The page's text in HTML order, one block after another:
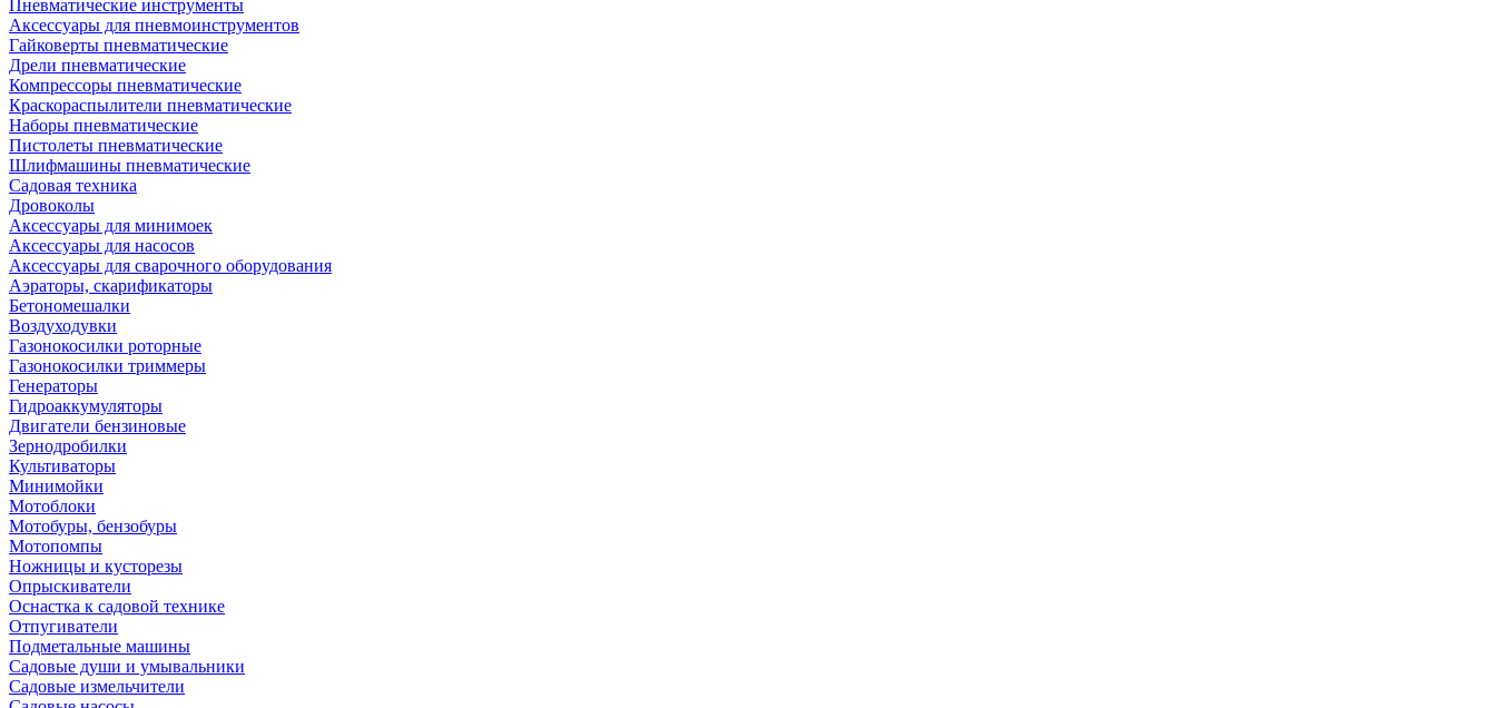
Пневматические инструменты
Аксессуары для пневмоинструментов
Гайковерты пневматические
Дрели пневматические
Компрессоры пневматические
Краскораспылители пневматические
Наборы пневматические
Пистолеты пневматические
Шлифмашины пневматические
Садовая техника
Дровоколы
Аксессуары для минимоек
Аксессуары для насосов
Аксессуары для сварочного оборудования
Аэраторы, скарификаторы
Бетономешалки
Воздуходувки
Газонокосилки роторные
Газонокосилки триммеры
Генераторы
Гидроаккумуляторы
Двигатели бензиновые
Зернодробилки
Культиваторы
Минимойки
Мотоблоки
Мотобуры, бензобуры
Мотопомпы
Ножницы и кусторезы
Опрыскиватели
Оснастка к садовой технике
Отпугиватели
Подметальные машины
Садовые души и умывальники
Садовые измельчители